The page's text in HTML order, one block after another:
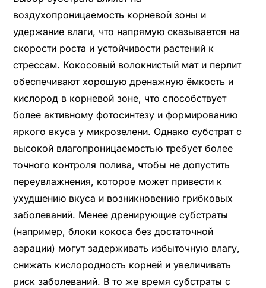
воздухопроницаемость корневой зоны и
удержание влаги, что напрямую сказывается на
скорости роста и устойчивости растений к
стрессам. Кокосовый волокнистый мат и перлит
обеспечивают хорошую дренажную ёмкость и
кислород в корневой зоне, что способствует
более активному фотосинтезу и формированию
яркого вкуса у микрозелени. Однако субстрат с
высокой влагопроницаемостью требует более
точного контроля полива, чтобы не допустить
переувлажнения, которое может привести к
ухудшению вкуса и возникновению грибковых
заболеваний. Менее дренирующие субстраты
(например, блоки кокоса без достаточной
аэрации) могут задерживать избыточную влагу,
снижать кислородность корней и увеличивать
риск заболеваний. В то же время субстраты с